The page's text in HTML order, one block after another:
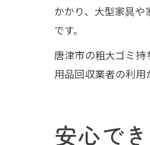
かかり、大型家具
です。
唐津市の粗大ゴミ
用品回収業者の利用
安心で